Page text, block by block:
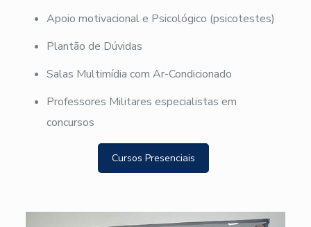
Apoio motivacional e Psicológico (psicotestes)
Plantão de Dúvidas
Salas Multimídia com Ar-Condicionado
Professores Militares especialistas em
concursos
Cursos Presenciais